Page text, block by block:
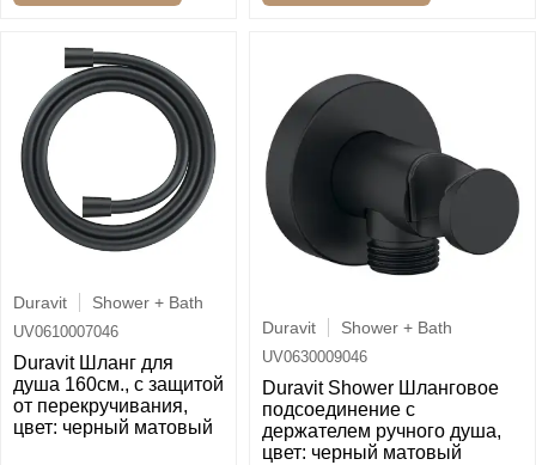
Duravit Shower + Bath
UV0610007046
Duravit Шланг для
душа 160см., с защитой
от перекручивания,
цвет: черный матовый
Duravit Shower + Bath
UV0630009046
Duravit Shower Шланговое
подсоединение с
держателем ручного душа,
цвет: черный матовый